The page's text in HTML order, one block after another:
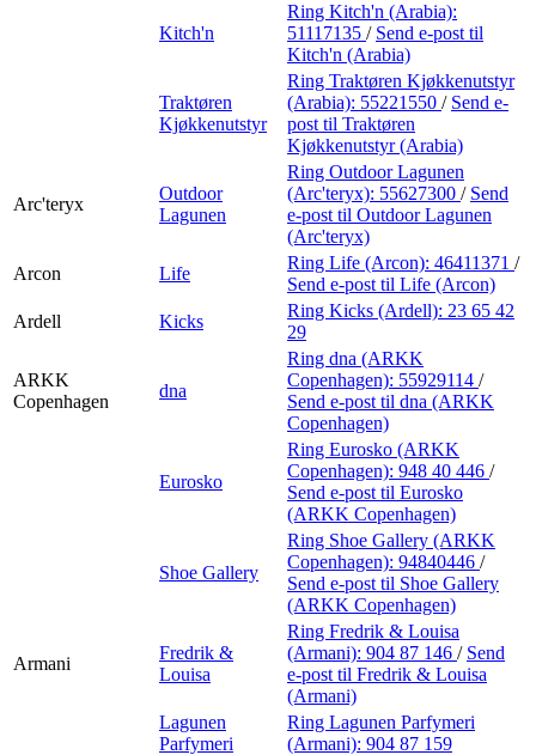
Kitch'n
Ring Kitch'n (Arabia):
51117135 / Send e-post til
Kitch'n (Arabia)
Traktøren
Kjøkkenutstyr
Ring Traktøren Kjøkkenutstyr
(Arabia): 55221550 / Send e-
post til Traktøren
Kjøkkenutstyr (Arabia)
Arc'teryx
Outdoor
Lagunen
Ring Outdoor Lagunen
(Arc'teryx): 55627300 / Send
e-post til Outdoor Lagunen
(Arc'teryx)
Arcon
Life
Ring Life (Arcon): 46411371 /
Send e-post til Life (Arcon)
Ardell
Kicks
Ring Kicks (Ardell): 23 65 42
29
ARKK
Copenhagen
dna
Ring dna (ARKK
Copenhagen): 55929114 /
Send e-post til dna (ARKK
Copenhagen)
Eurosko
Ring Eurosko (ARKK
Copenhagen): 948 40 446 /
Send e-post til Eurosko
(ARKK Copenhagen)
Shoe Gallery
Ring Shoe Gallery (ARKK
Copenhagen): 94840446 /
Send e-post til Shoe Gallery
(ARKK Copenhagen)
Armani
Fredrik &
Louisa
Ring Fredrik & Louisa
(Armani): 904 87 146 / Send
e-post til Fredrik & Louisa
(Armani)
Lagunen
Parfymeri
Ring Lagunen Parfymeri
(Armani): 904 87 159